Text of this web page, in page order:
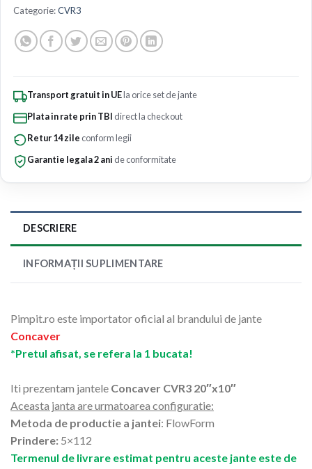
Categorie:CVR3
Transport gratuit in UEla orice set de jante
Plata in rate prin TBI direct la checkout
Retur 14 zile conform legii
Garantie legala 2 ani de conformitate
DESCRIERE
INFORMAȚII SUPLIMENTARE
Pimpit.ro este importator oficial al brandului de jante
Concaver
*Pretul afisat, se refera la 1 bucata!
Iti prezentam jantele Concaver CVR3 20″x10″
Aceasta janta are urmatoarea configuratie:
Metoda de productie a jantei: FlowForm
Prindere: 5×112
Termenul de livrare estimat pentru aceste jante este de